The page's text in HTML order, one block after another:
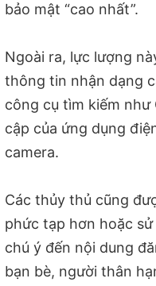
bảo mật “cao nhất”.
Ngoài ra, lực lượng
thông tin nhận dạng
công cụ tìm kiếm
cập của ứng dụng
camera.
Các thủy thủ cũng
phức tạp hơn hoặc
chú ý đến nội dung
bạn bè, người thân